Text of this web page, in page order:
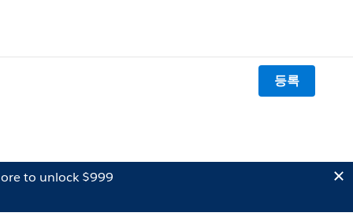
등록
to unlock $999